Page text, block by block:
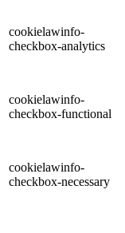
cookielawinfo-
checkbox-analytics
cookielawinfo-
checkbox-functional
cookielawinfo-
checkbox-necessary